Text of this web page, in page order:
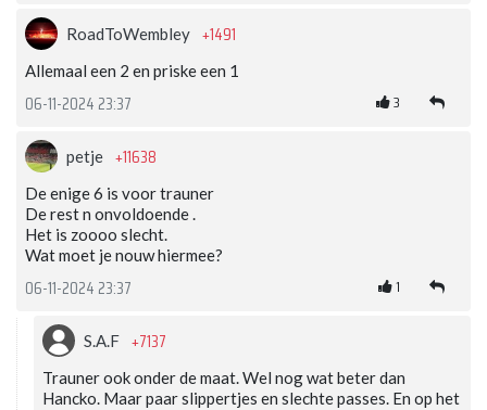
RoadToWembley +1491
Allemaal een 2 en priske een 1
06-11-2024 23:37 3
petje +11638
De enige 6 is voor trauner
De rest n onvoldoende .
Het is zoooo slecht.
Wat moet je nouw hiermee?
06-11-2024 23:37 1
S.A.F +7137
Trauner ook onder de maat. Wel nog wat beter dan
Hancko. Maar paar slippertjes en slechte passes. En op het